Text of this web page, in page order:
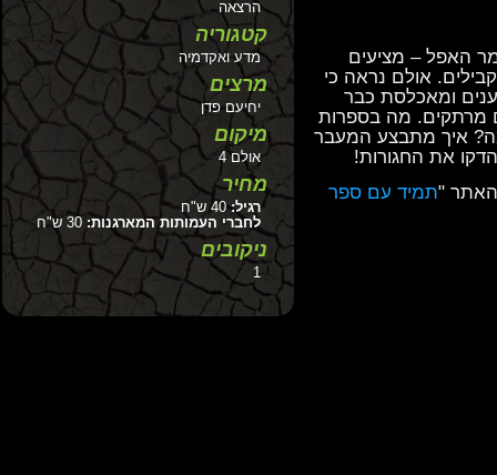
– מציעים
אולם נראה כי
ומאכלסת כבר
מה בספרות
איך מתבצע המעבר
את החגורות!
"תמיד עם ספר
הרצאה
קטגוריה
מדע ואקדמיה
מרצים
יחיעם פדן
מיקום
אולם 4
מחיר
רגיל:40 ש"ח
לחברי העמותות המארגנות:30 ש"ח
ניקובים
1